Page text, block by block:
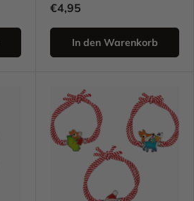
€4,95
In den Warenkorb